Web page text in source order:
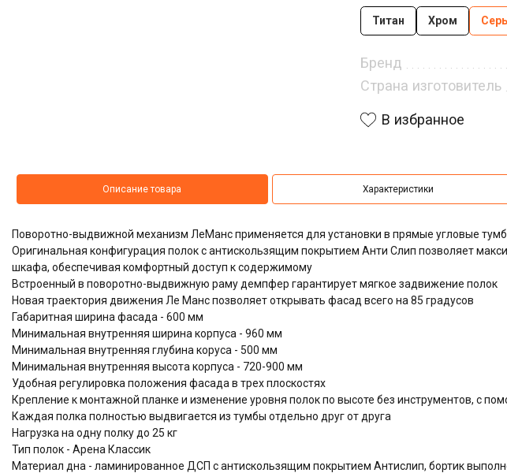
Титан Хром
Бренд
Страна изготовитель
В избранное
Описание товара Характеристики
Поворотно-выдвижной механизм ЛеМанс применяется для установки в прямые угловые
Оригинальная конфигурация полок с антискользящим покрытием Анти Слип позволяет
шкафа, обеспечивая комфортный доступ к содержимому
Встроенный в поворотно-выдвижную раму демпфер гарантирует мягкое задвижение полок
Новая траектория движения Ле Манс позволяет открывать фасад всего на 85 градусов
Габаритная ширина фасада - 600 мм
Минимальная внутренняя ширина корпуса - 960 мм
Минимальная внутренняя глубина коруса - 500 мм
Минимальная внутренняя высота корпуса - 720-900 мм
Удобная регулировка положения фасада в трех плоскостях
Крепление к монтажной планке и изменение уровня полок по высоте без инструментов, с
Каждая полка полностью выдвигается из тумбы отдельно друг от друга
Нагрузка на одну полку до 25 кг
Тип полок - Арена Классик
Материал дна - ламинированное ДСП с антискользящим покрытием Антислип, бортик